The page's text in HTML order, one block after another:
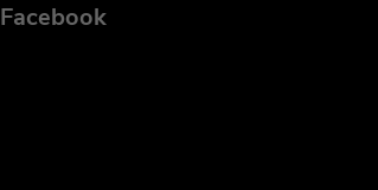
Facebook